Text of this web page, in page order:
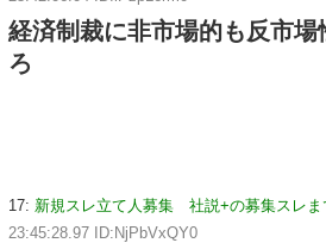
経済制裁に非市場的も反市
ろ
17: 新規スレ立て人募集 社説+の募集スレま
23:45:28.97 ID:NjPbVxQY0